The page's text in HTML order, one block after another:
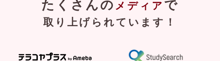
たくさんの メディア で
取り上げられています！